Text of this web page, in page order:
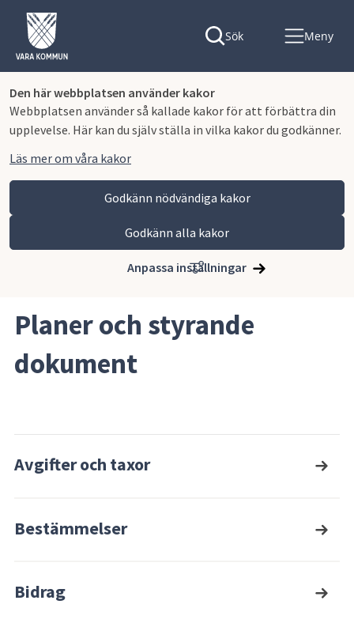
Den här webbplatsen använder kakor
Webbplatsen använder så kallade kakor för att förbättra din
upplevelse. Här kan du själv ställa in vilka kakor du godkänner.
Läs mer om våra kakor
Godkänn nödvändiga kakor
Godkänn alla kakor
Anpassa inställningar
Sök Meny
Vara kommun
Kommun och politik
Vår organisation och verksamhet
Planer och styrande
dokument
Avgifter och taxor
Bestämmelser
Bidrag